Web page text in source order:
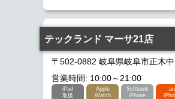
テックランド マーサ21店
〒502-0882 岐阜県岐阜市正木
営業時間: 10:00～21:00
iPad
取扱
Apple
Watch
Softbank
iPhone
au